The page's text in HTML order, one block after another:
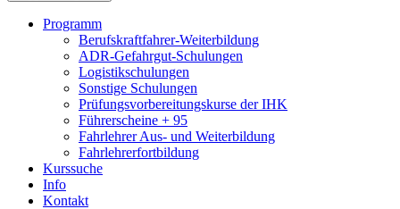
Programm
Berufskraftfahrer-Weiterbildung
ADR-Gefahrgut-Schulungen
Logistikschulungen
Sonstige Schulungen
Prüfungsvorbereitungskurse der IHK
Führerscheine + 95
Fahrlehrer Aus- und Weiterbildung
Fahrlehrerfortbildung
Kurssuche
Info
Kontakt